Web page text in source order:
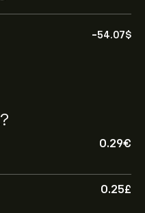
?
0.29‎€‎
0.25‎£‎
-54.07‎$‎